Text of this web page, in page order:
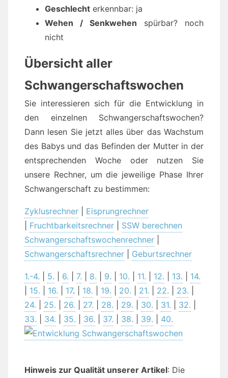
Geschlecht erkennbar: ja
Wehen / Senkwehen spürbar? noch
nicht
Übersicht aller
Schwangerschaftswochen
Sie interessieren sich für die Entwicklung in
den einzelnen Schwangerschaftswochen?
Dann lesen Sie jetzt alles über das Wachstum
des Babys und das Befinden der Mutter in der
entsprechenden Woche oder nutzen Sie
unsere Rechner, um die jeweilige Phase Ihrer
Schwangerschaft zu bestimmen:
Zyklusrechner
Eisprungrechner
Fruchtbarkeitsrechner
SSW berechnen
Schwangerschaftswochenrechner
Schwangerschaftsrechner
Geburtsrechner
1.-4. 5. 6. 7. 8. 9. 10. 11. 12. 13.
14.
15. 16. 17. | 18. 19. 20. 21. 22. 23.
24.
25. 26. 27. 28. 29. 30. 31. 32.
33.
34. 35. 36. 37. 38. 39. 40.
Hinweis zur Qualität unserer Artikel: Die